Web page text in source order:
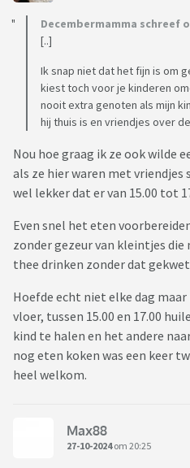
Decembermamma schreef
[..]
Ik snap niet dat het fijn is om
kiest toch voor je kinderen
nooit extra genoten als mijn
hij thuis is en vriendjes over
Nou hoe graag ik ze ook wilde
als ze hier waren met
wel lekker dat er van 15.00 tot
Even snel het eten
zonder gezeur van kleintjes die
thee drinken zonder dat
Hoefde echt niet elke dag maar
vloer, tussen 15.00 en 17.00
kind te halen en het andere
nog eten koken was een keer
heel welkom.
Max88
27-10-2024om 20:25